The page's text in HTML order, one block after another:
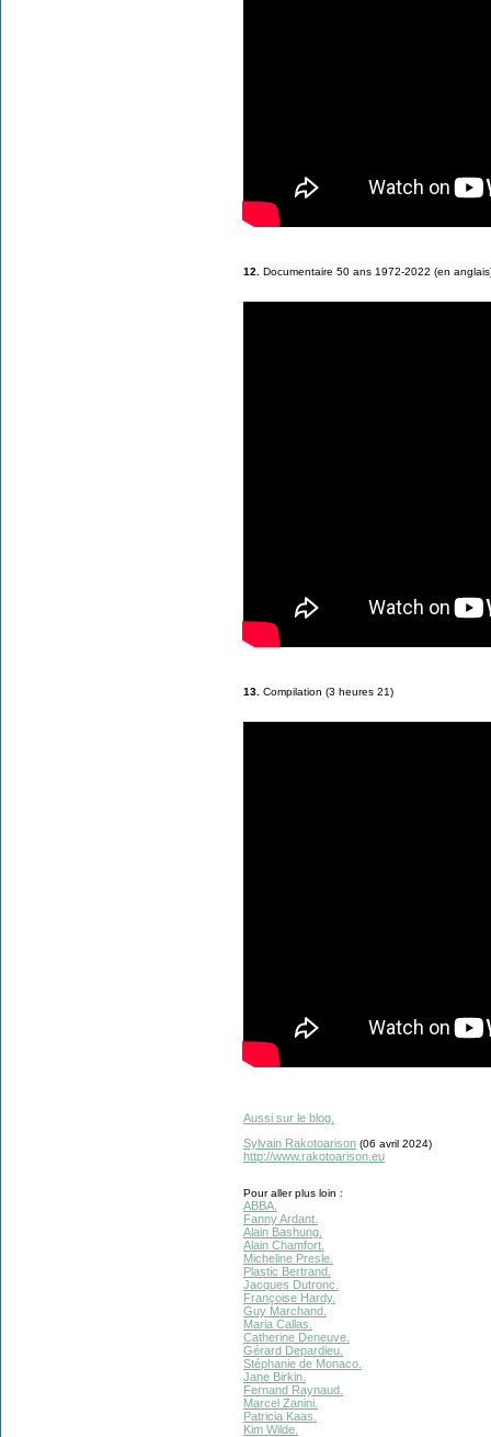
12. Documentaire 50 ans 1972-2022 (en
13. Compilation (3 heures 21)
Aussi sur le blog.
Sylvain Rakotoarison (06 avril 2024)
http://www.rakotoarison.eu
Pour aller plus loin :
ABBA.
Fanny Ardant.
Alain Bashung.
Alain Chamfort.
Micheline Presle.
Plastic Bertrand.
Jacques Dutronc.
Françoise Hardy.
Guy Marchand.
Maria Callas.
Catherine Deneuve.
Gérard Depardieu.
Stéphanie de Monaco.
Jane Birkin.
Fernand Raynaud.
Marcel Zanini.
Patricia Kaas.
Kim Wilde.